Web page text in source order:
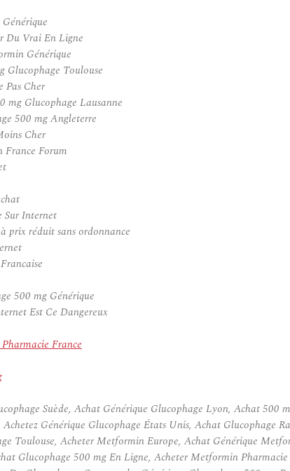
Du Vrai En Ligne
Générique
Glucophage Toulouse
Pas Cher
mg Glucophage Lausanne
500 mg Angleterre
Cher
France Forum
Sur Internet
prix réduit sans ordonnance
500 mg Générique
Est Ce Dangereux
France
Suède, Achat Générique Glucophage Lyon, Achat
Générique Glucophage États Unis, Achat Glucophage
Toulouse, Acheter Metformin Europe, Achat Générique
Glucophage 500 mg En Ligne, Acheter Metformin